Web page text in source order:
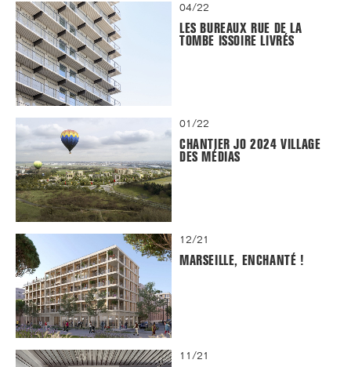
04/22
LES BUREAUX RUE DE LA
TOMBE ISSOIRE LIVRÉS
01/22
CHANTIER JO 2024 VILLAGE
DES MÉDIAS
12/21
MARSEILLE, ENCHANTÉ !
11/21